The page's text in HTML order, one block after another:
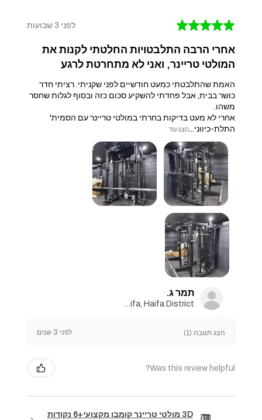
★
★
★
★
★ לפני 3 שבועות
אחרי הרבה התלבטויות החלטתי לקנות את
המולטי טריינר, ואני לא מתחרטת לרגע
האמת שהתלבטתי כמעט חודשיים לפני שקניתי. רציתי חדר
כושר בבית, אבל פחדתי להשקיע סכום כזה ובסוף לגלות שחסר
משהו.
אחרי לא מעט בדיקות בחרתי במולטי טריינר עם הסמית'
התלת-כיווני...הצג עוד
תמר ג.
Haifa, Haifa District
הצג תגובה (1) לפני 3 שנים
Was this review helpful?
3D מולטי טריינר קומבו מקצועי+6 נקודות